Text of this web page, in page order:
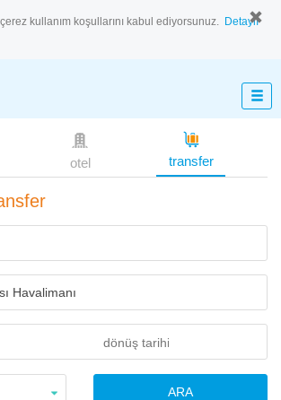
kullanım koşullarını kabul ediyorsunuz. Detaylı
otel transfer
ARA